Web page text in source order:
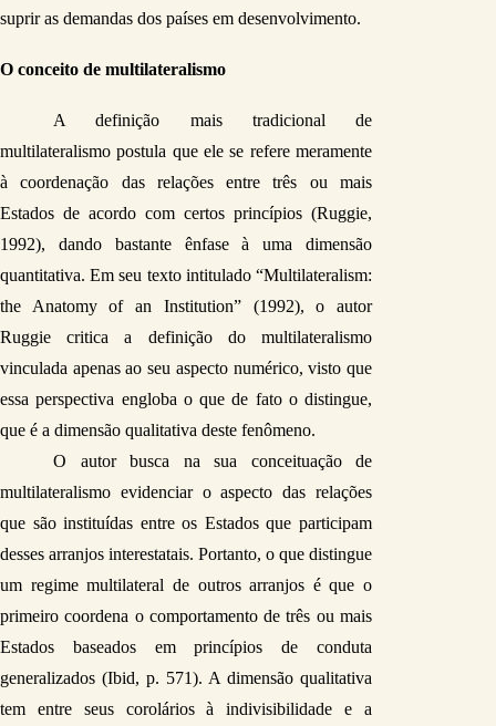
suprir as demandas dos países em desenvolvimento.
O conceito de multilateralismo
A definição mais tradicional de
multilateralismo postula que ele se refere meramente
à coordenação das relações entre três ou mais
Estados de acordo com certos princípios (Ruggie,
1992), dando bastante ênfase à uma dimensão
quantitativa. Em seu texto intitulado “Multilateralism:
the Anatomy of an Institution” (1992), o autor
Ruggie critica a definição do multilateralismo
vinculada apenas ao seu aspecto numérico, visto que
essa perspectiva engloba o que de fato o distingue,
que é a dimensão qualitativa deste fenômeno.
O autor busca na sua conceituação de
multilateralismo evidenciar o aspecto das relações
que são instituídas entre os Estados que participam
desses arranjos interestatais. Portanto, o que distingue
um regime multilateral de outros arranjos é que o
primeiro coordena o comportamento de três ou mais
Estados baseados em princípios de conduta
generalizados (Ibid, p. 571). A dimensão qualitativa
tem entre seus corolários à indivisibilidade e a